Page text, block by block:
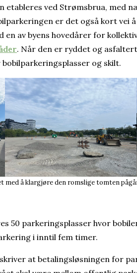
etableres ved Strømsbrua, med
er det også kort vei
en av byens hovedårer for
. Når den er ryddet og
og skilt.
med å klargjøre den romslige tomten
50 parkeringsplasser hvor
i inntil fem timer.
at betalingsløsningen for